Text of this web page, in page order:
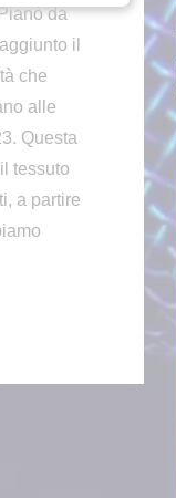
da
il
che
alle
Questa
tessuto
a partire